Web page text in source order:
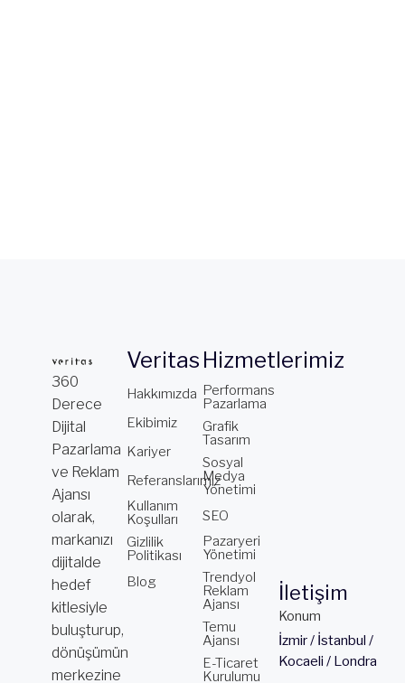
360
Derece
Dijital
Pazarlama
ve Reklam
Ajansı
olarak,
markanızı
dijitalde
hedef
kitlesiyle
buluşturup,
dönüşümün
merkezine
Veritas
Hakkımızda
Ekibimiz
Kariyer
Referanslarımız
Kullanım
Koşulları
Gizlilik
Politikası
Blog
Hizmetlerimiz
Performans
Pazarlama
Grafik
Tasarım
Sosyal
Medya
Yönetimi
SEO
Pazaryeri
Yönetimi
Trendyol
Reklam
Ajansı
Temu
Ajansı
E-Ticaret
Kurulumu
Konum
İzmir / İstanbul /
Kocaeli / Londra
İletişim